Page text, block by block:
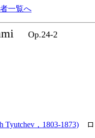
一覧へ
Op.24-2
Tyutchev，1803-1873) ロ